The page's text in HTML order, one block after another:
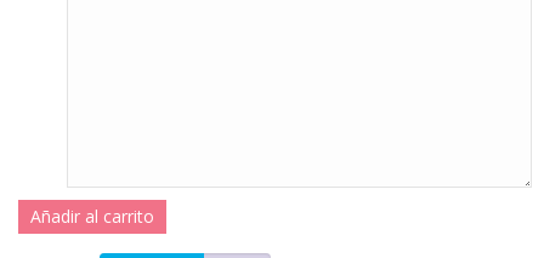
Añadir al carrito